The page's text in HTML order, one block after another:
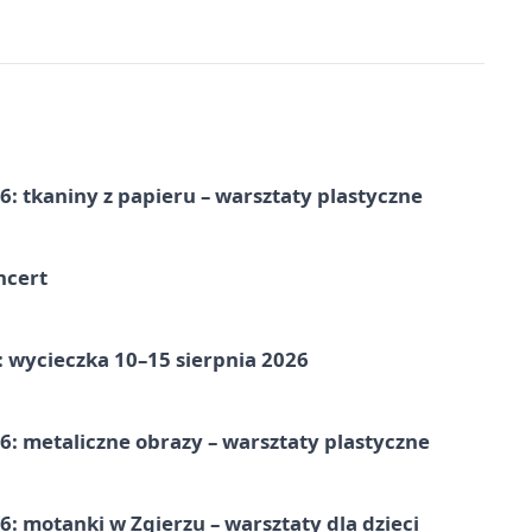
tkaniny z papieru – warsztaty plastyczne
10–15 sierpnia 2026
metaliczne obrazy – warsztaty plastyczne
motanki w Zgierzu – warsztaty dla dzieci